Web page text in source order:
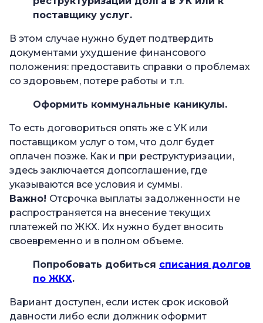
поставщику услуг.
В этом случае нужно будет подтвердить
документами ухудшение финансового
положения: предоставить справки о проблемах
со здоровьем, потере работы и т.п.
Оформить коммунальные каникулы.
То есть договориться опять же с УК или
поставщиком услуг о том, что долг будет
оплачен позже. Как и при реструктуризации,
здесь заключается допсоглашение, где
указываются все условия и суммы.
Важно! Отсрочка выплаты задолженности не
распространяется на внесение текущих
платежей по ЖКХ. Их нужно будет вносить
своевременно и в полном объеме.
Попробовать добиться списания долгов
по ЖКХ.
Вариант доступен, если истек срок исковой
давности либо если должник оформит